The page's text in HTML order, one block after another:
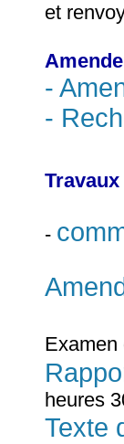
et
-
-
-
heures
Texte